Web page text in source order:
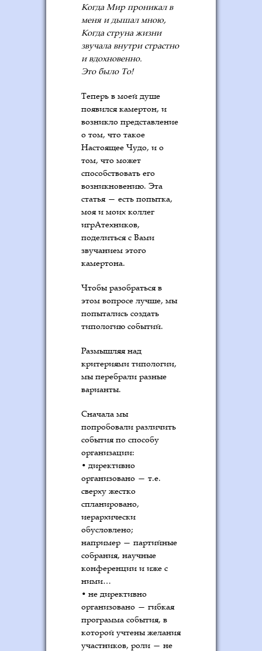
Когда Мир проникал в
меня и дышал мною,
Когда струна жизни
звучала внутри страстно
и вдохновенно.
Это было То!
Теперь в моей душе
появился камертон, и
возникло представление
о том, что такое
Настоящее Чудо, и о
том, что может
способствовать его
возникновению. Эта
статья — есть попытка,
моя и моих коллег
игрАтехников,
поделиться с Вами
звучанием этого
камертона.
Чтобы разобраться в
этом вопросе лучше, мы
попытались создать
типологию событий.
Размышляя над
критериями типологии,
мы перебрали разные
варианты.
Сначала мы
попробовали различить
события по способу
организации:
• директивно
организовано — т.е.
сверху жестко
спланировано,
иерархически
обусловлено;
например — партийные
собрания, научные
конференции и иже с
ними…
• не директивно
организовано — гибкая
программа события, в
которой учтены желания
участников, роли — не